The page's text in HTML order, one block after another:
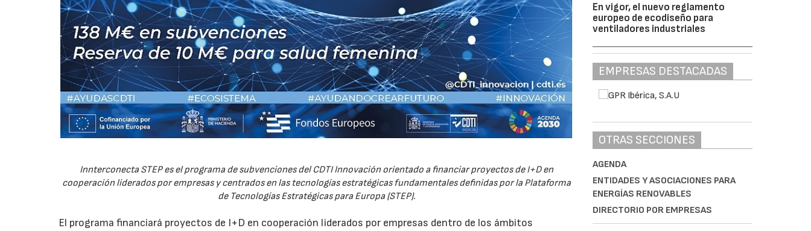
Innterconecta STEP es el programa de subvenciones del CDTI Innovación orientado a financiar proyectos de I+D en
cooperación liderados por empresas y centrados en las tecnologías estratégicas fundamentales definidas por la Plataforma
de Tecnologías Estratégicas para Europa (STEP).
El programa financiará proyectos de I+D en cooperación liderados por empresas dentro de los ámbitos
En vigor, el nuevo reglamento
europeo de ecodiseño para
ventiladores industriales
EMPRESAS DESTACADAS
OTRAS SECCIONES
AGENDA
ENTIDADES Y ASOCIACIONES PARA
ENERGÍAS RENOVABLES
DIRECTORIO POR EMPRESAS